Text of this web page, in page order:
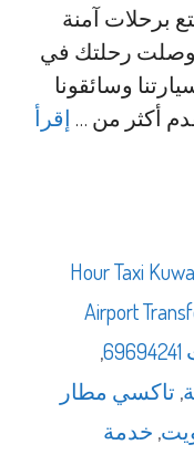
استمتع برحلات آمنة
وصلت رحلتك في
وسائقونا
أكثر من … إقرأ
Airport
,
, تاكسي مطار
, خدمة